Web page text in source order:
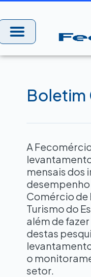
para
conteúdo
Boletim
A
mensais dos
Comércio de
Turismo do
além de
destas
o
setor.